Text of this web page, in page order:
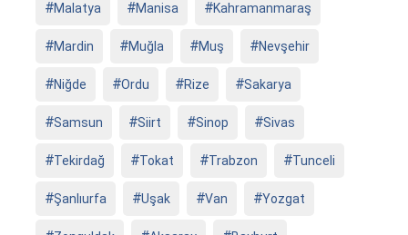
Malatya Manisa Kahramanmaraş
Mardin Muğla Muş Nevşehir
Niğde Ordu Rize Sakarya
Samsun Siirt Sinop Sivas
Tekirdağ Tokat Trabzon Tunceli
Şanlıurfa Uşak Van Yozgat